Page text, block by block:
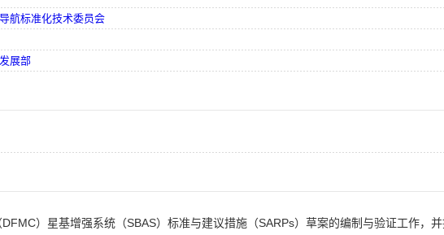
航标准化技术委员会
展部
）星基增强系统（SBAS）标准与建议措施（SARPs）草案的编制与验证工作，